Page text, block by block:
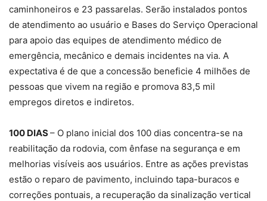
caminhoneiros e 23 passarelas. Serão instalados pontos
de atendimento ao usuário e Bases do Serviço Operacional
para apoio das equipes de atendimento médico de
emergência, mecânico e demais incidentes na via. A
expectativa é de que a concessão beneficie 4 milhões de
pessoas que vivem na região e promova 83,5 mil
empregos diretos e indiretos.
100 DIAS– O plano inicial dos 100 dias concentra-se na
reabilitação da rodovia, com ênfase na segurança e em
melhorias visíveis aos usuários. Entre as ações previstas
estão o reparo de pavimento, incluindo tapa-buracos e
correções pontuais, a recuperação da sinalização vertical